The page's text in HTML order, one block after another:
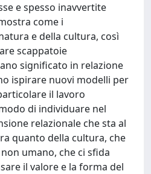
e spesso inavvertite
come i
e della cultura, così
scappatoie
significato in relazione
ispirare nuovi modelli per
il lavoro
di individuare nel
relazionale che sta al
quanto della cultura, che
umano, che ci sfida
il valore e la forma del